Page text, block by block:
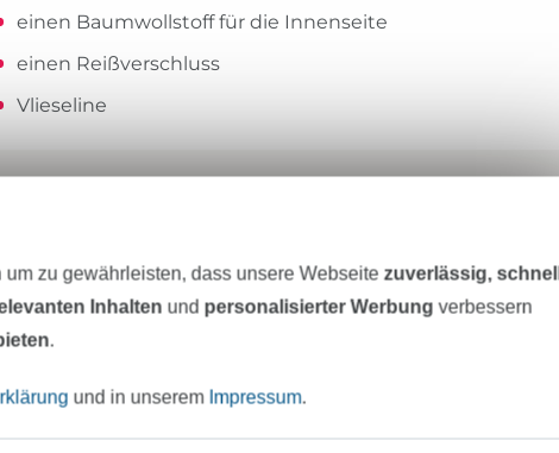
einen Baumwollstoff für die Innenseite
einen Reißverschluss
Vlieseline
zu gewährleisten, dass unsere Webseitezuverlässig, schnell
Inhalten und personalisierter Werbung verbessern
.
und in unserem Impressum.